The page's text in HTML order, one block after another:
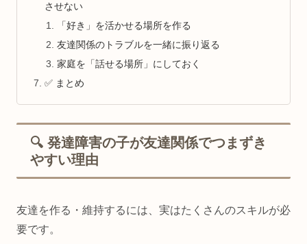
させない
「好き」を活かせる場所を作る
友達関係のトラブルを一緒に振り返る
家庭を「話せる場所」にしておく
✅ まとめ
🔍 発達障害の子が友達関係でつまずき
やすい理由
友達を作る・維持するには、実はたくさんのスキルが必
要です。